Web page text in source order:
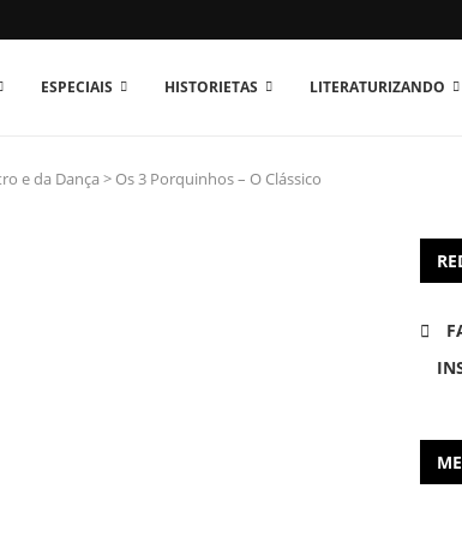
ESPECIAIS HISTORIETAS LITERATURIZANDO
e da Dança > Os 3 Porquinhos – O Clássico